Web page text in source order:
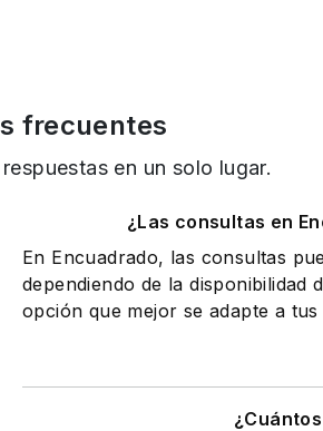
frecuentes
en un solo lugar.
¿Las consultas en
En Encuadrado, las consultas
dependiendo de la disponibilidad
opción que mejor se adapte a tus